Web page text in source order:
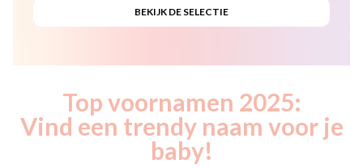
Top voornamen 2025:
Vind een trendy naam voor je
baby!